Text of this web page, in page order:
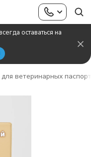
оставаться на
ветеринарных